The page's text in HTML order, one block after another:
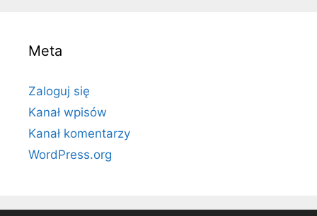
Meta
Zaloguj się
Kanał wpisów
Kanał komentarzy
WordPress.org